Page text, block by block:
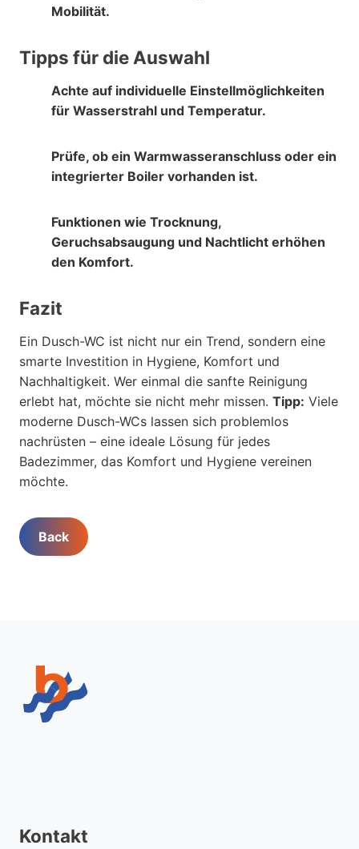
Mobilität.
Tipps für die Auswahl
Achte auf individuelle Einstellmöglichkeiten
für Wasserstrahl und Temperatur.
Prüfe, ob ein Warmwasseranschluss oder ein
integrierter Boiler vorhanden ist.
Funktionen wie Trocknung,
Geruchsabsaugung und Nachtlicht erhöhen
den Komfort.
Fazit
Ein Dusch-WC ist nicht nur ein Trend, sondern eine
smarte Investition in Hygiene, Komfort und
Nachhaltigkeit. Wer einmal die sanfte Reinigung
erlebt hat, möchte sie nicht mehr missen. Tipp: Viele
moderne Dusch-WCs lassen sich problemlos
nachrüsten – eine ideale Lösung für jedes
Badezimmer, das Komfort und Hygiene vereinen
möchte.
Back
Kontakt